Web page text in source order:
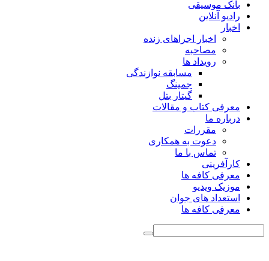
بانک موسیقی
رادیو آنلاین
اخبار
اخبار اجراهای زنده
مصاحبه
رویداد ها
مسابقه نوازندگی
جمینگ
گیتار بتل
معرفی کتاب و مقالات
درباره ما
مقررات
دعوت به همکاری
تماس با ما
کارآفرینی
معرفی کافه ها
موزیک ویدیو
استعداد های جوان
معرفی کافه ها